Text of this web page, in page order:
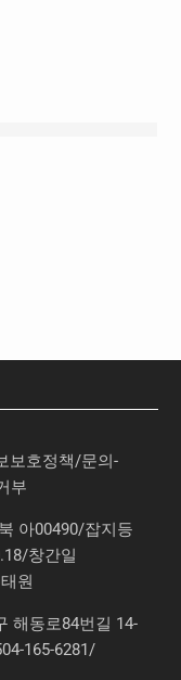
보호정책/문의-
부
아00490/잡지등
창간일
원
해동로84번길 14-
165-6281/